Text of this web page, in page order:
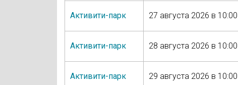
Активити-парк 27 августа 2026 в 10:00
Активити-парк 28 августа 2026 в 10:00
Активити-парк 29 августа 2026 в 10:00